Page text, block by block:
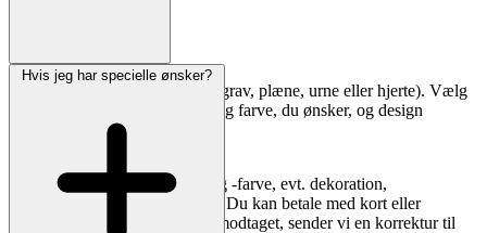
Vælg først gravstedstype (kistegrav, plæne, urne eller hjerte). Vælg
derefter en sten i den størrelse og farve, du ønsker, og design
inskriptionen direkte på siden.
I kassen vælger du skrifttype og -farve, evt. dekoration,
leveringsadresse og opsætning. Du kan betale med kort eller
bankoverførsel. Når ordren er modtaget, sender vi en korrektur til
Hvis jeg har specielle ønsker?